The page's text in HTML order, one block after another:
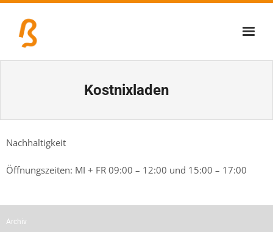
Tage der Industriekultur
Eisenstraßenmuseen
Veranstaltungen
Kostnixladen
Nachhaltigkeit
Öffnungszeiten: MI + FR 09:00 – 12:00 und 15:00 – 17:00
Archiv